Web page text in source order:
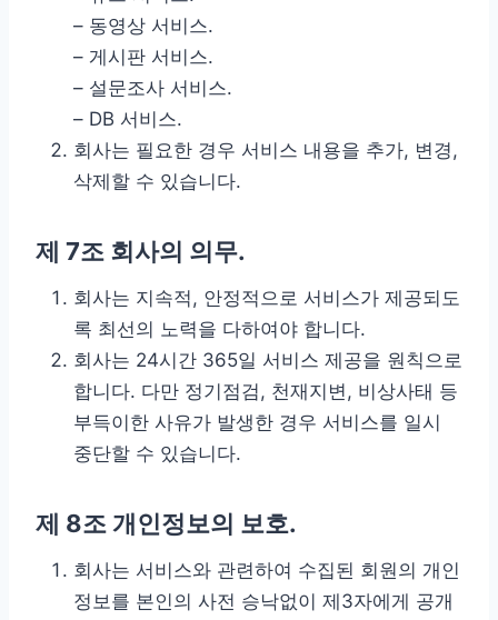
– 동영상 서비스.
– 게시판 서비스.
– 설문조사 서비스.
– DB 서비스.
회사는 필요한 경우 서비스 내용을 추가, 변경,
삭제할 수 있습니다.
제 7조 회사의 의무.
회사는 지속적, 안정적으로 서비스가 제공되도
록 최선의 노력을 다하여야 합니다.
회사는 24시간 365일 서비스 제공을 원칙으로
합니다. 다만 정기점검, 천재지변, 비상사태 등
부득이한 사유가 발생한 경우 서비스를 일시
중단할 수 있습니다.
제 8조 개인정보의 보호.
회사는 서비스와 관련하여 수집된 회원의 개인
정보를 본인의 사전 승낙없이 제3자에게 공개